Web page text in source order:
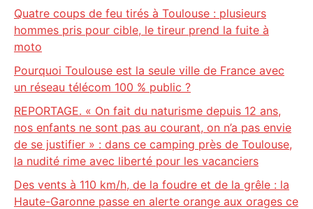
Quatre coups de feu tirés à Toulouse : plusieurs
hommes pris pour cible, le tireur prend la fuite à
moto
Pourquoi Toulouse est la seule ville de France avec
un réseau télécom 100 % public ?
REPORTAGE. « On fait du naturisme depuis 12 ans,
nos enfants ne sont pas au courant, on n’a pas envie
de se justifier » : dans ce camping près de Toulouse,
la nudité rime avec liberté pour les vacanciers
Des vents à 110 km/h, de la foudre et de la grêle : la
Haute-Garonne passe en alerte orange aux orages ce